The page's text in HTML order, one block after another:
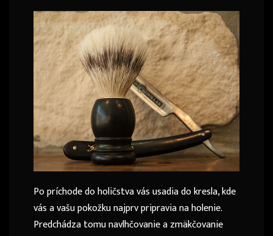
Po príchode do holičstva vás usadia do kresla, kde
vás a vašu pokožku najprv pripravia na holenie.
Predchádza tomu navlhčovanie a zmäkčovanie